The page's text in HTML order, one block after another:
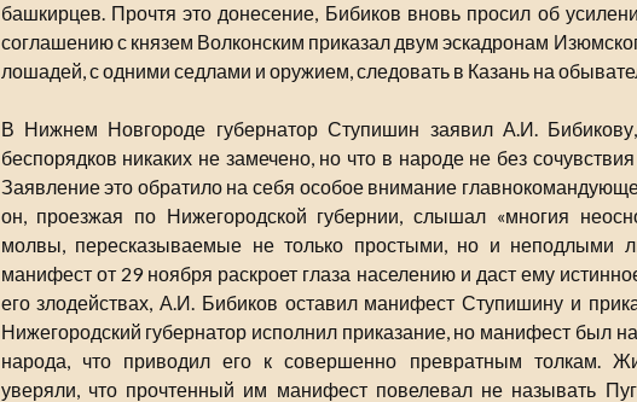
башкирцев. Прочтя это донесение, Бибиков вновь просил об
соглашению с князем Волконским приказал двум эскадронам
лошадей, с одними седлами и оружием, следовать в Казань на
В Нижнем Новгороде губернатор Ступишин заявил А.И.
беспорядков никаких не замечено, но что в народе не без
Заявление это обратило на себя особое внимание
он, проезжая по Нижегородской губернии, слышал «многия
молвы, пересказываемые не только простыми, но и неподлыми
манифест от 29 ноября раскроет глаза населению и даст ему
его злодействах, А.И. Бибиков оставил манифест Ступишину и
Нижегородский губернатор исполнил приказание, но манифест был
народа, что приводил его к совершенно превратным толкам.
уверяли, что прочтенный им манифест повелевал не называть